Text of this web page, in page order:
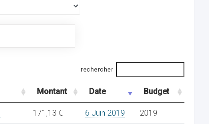
rechercher
Montant Date Budget
171,13 € 6 Juin 2019 2019